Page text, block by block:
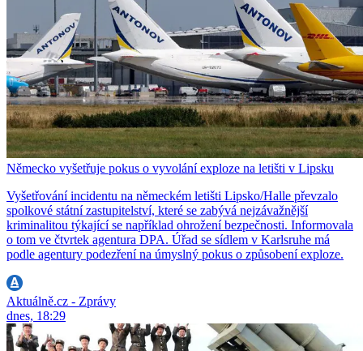
Německo vyšetřuje pokus o vyvolání exploze na letišti v Lipsku
Vyšetřování incidentu na německém letišti Lipsko/Halle převzalo
spolkové státní zastupitelství, které se zabývá nejzávažnější
kriminalitou týkající se například ohrožení bezpečnosti. Informovala
o tom ve čtvrtek agentura DPA. Úřad se sídlem v Karlsruhe má
podle agentury podezření na úmyslný pokus o způsobení exploze.
Aktuálně.cz - Zprávy
dnes, 18:29